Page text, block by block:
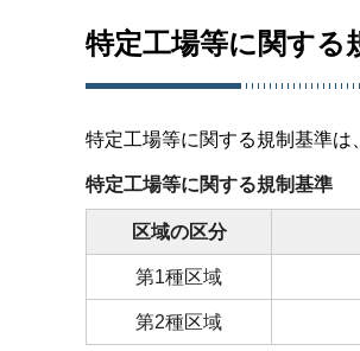
特定工場等に関する
特定工場等に関する規制基準は
特定工場等に関する規制基準
区域の区分
第1種区域
第2種区域